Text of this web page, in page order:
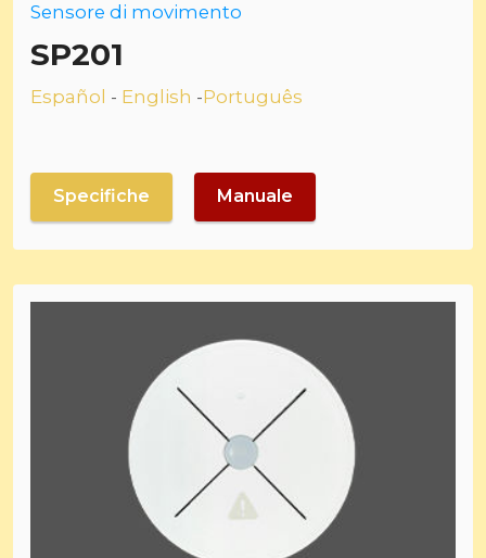
Sensore di movimento
SP201
Español - English -Português
Specifiche Manuale